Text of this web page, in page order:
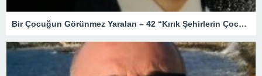
Bir Çocuğun Görünmez Yaraları – 42 “Kırık Şehirlerin Çocukları”